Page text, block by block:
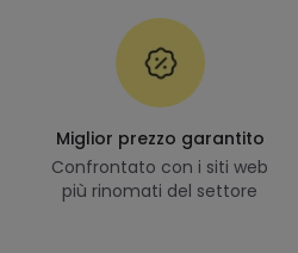
Miglior prezzo garantito
Confrontato con i siti web
più rinomati del settore